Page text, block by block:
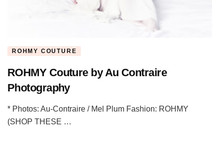
ROHMY COUTURE
ROHMY Couture by Au Contraire
Photography
* Photos: Au-Contraire / Mel Plum Fashion: ROHMY
(SHOP THESE …